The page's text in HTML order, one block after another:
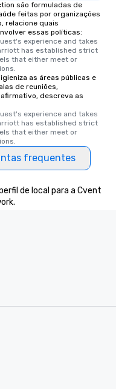
who leads the group
offering engaging
fascinating stories.
interactive
along the way
Different Types of
experiences offer the
several renowned
convenient outing,
and your guests
discovered otherwise
at a typical corporate
in the city and dive
são formuladas de
feitas por organizações
relacione quais
essas políticas:
experience and takes
has established strict
that either meet or
as áreas públicas e
de reuniões,
descreva as
experience and takes
has established strict
that either meet or
frequentes
de local para a Cvent